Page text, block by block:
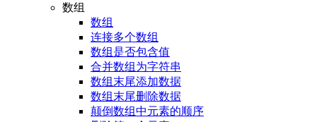
数组
数组
连接多个数组
数组是否包含值
合并数组为字符串
数组末尾添加数据
数组末尾删除数据
颠倒数组中元素的顺序